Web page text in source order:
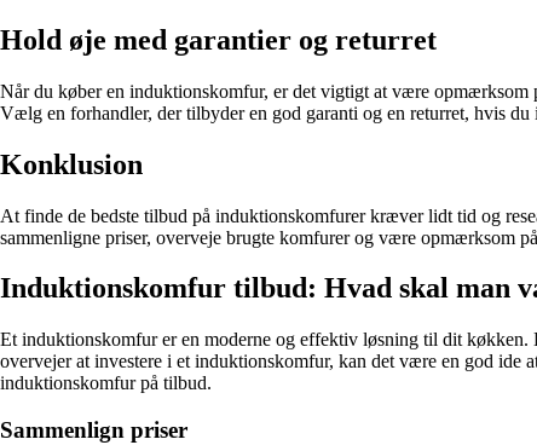
Hold øje med garantier og returret
Når du køber en induktionskomfur, er det vigtigt at være opmærksom
Vælg en forhandler, der tilbyder en god garanti og en returret, hvis
Konklusion
At finde de bedste tilbud på induktionskomfurer kræver lidt tid og
sammenligne priser, overveje brugte komfurer og være opmærksom
Induktionskomfur tilbud: Hvad skal man
Et induktionskomfur er en moderne og effektiv løsning til dit
overvejer at investere i et induktionskomfur, kan det være en god
induktionskomfur på tilbud.
Sammenlign priser